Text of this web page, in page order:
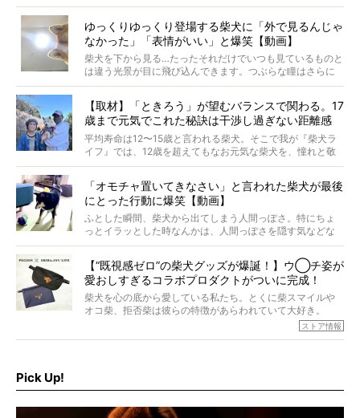
起きたとか、そういうことが原因ではありません。全ての
ゆっくりゆっくり登場する柴犬に「外で見るんじゃ
なかった」「表情がいい」と爆笑【動画】
柴犬を下から見る…たったそれだけでいつも見ているものと
は違う光景が目に飛び込んできます。つぶらな瞳はさらに
つぶらに見え、モフモフのお顔はさらにモフモフに見えま
【取材】「ときろう」が望むバランスで関わる。17
歳まで元気でこれた秘訣は干渉し過ぎない距離感
#38ときろう
平均寿命は12〜15歳と言われる柴犬。そこで我が『柴犬ラ
イフ』では、12歳を超えてもなお元気な柴犬を、憧れと敬
意を込めて“レジェンド柴”と呼んでいます。 この特集で
ォーカスし、その元気の秘訣や、老犬と暮らすうえで大切
だと思うことを、オーナーさんに語っていただきます。今
回登場してくれたのは、17歳のときろうくん。小さい頃か
ら食が細かったため、何でも食べさせてきたということで
「オモチャ置いてきなさい」と言われた柴犬が最後
にとった行動に爆笑【動画】
ふとした瞬間、柴犬から出てしまう人間っぽさ。特にちょ
っとイラッとした時なんかは、人間っぽさを隠す気などな
いように見えます。もしかして本当の本当は、中身は人間
【“既視感ゼロ”の柴犬グッズが爆誕！】ウ◯チ姿が
愛おしすぎるコラボプロダクトがついに完成！
柴犬を心の底から愛している私たち。とくに柴スマイルや
オコ柴、拒否柴は彼らの特徴があらわれていて大好き。
でもちょっと待て…もうひとつ、忘れてはならない愛おしい
シーンがあったぞ。それは、背中を丸めて“ウンチなう”の姿
ストア情報
Pick Up!